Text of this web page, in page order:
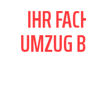
IHR
UMZUG